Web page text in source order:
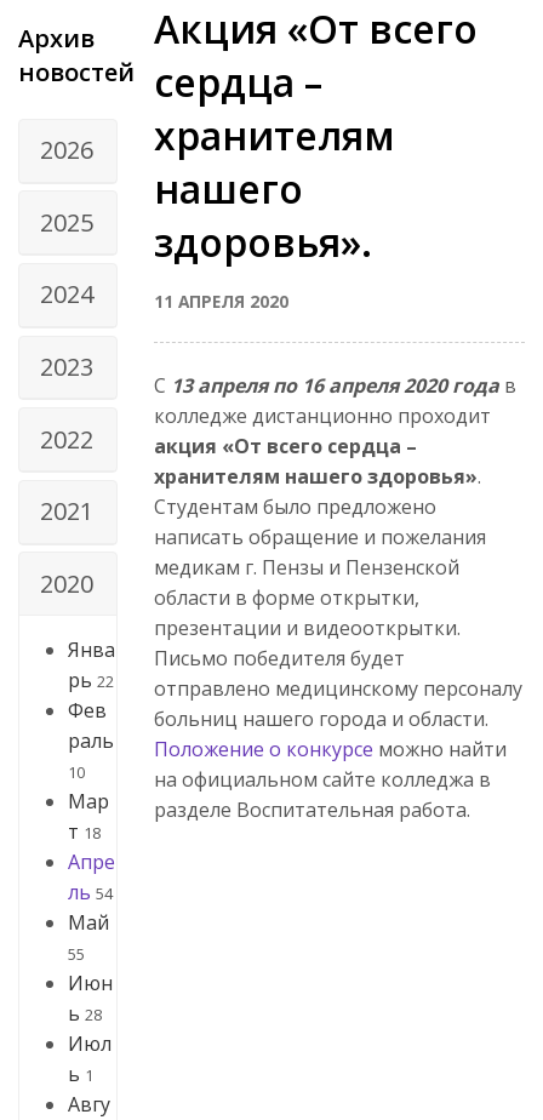
Архив
новостей
2026
2025
2024
2023
2022
2021
2020
Янва
рь 22
Фев
раль
10
Мар
т 18
Апре
ль 54
Май
55
Июн
ь 28
Июл
ь 1
Авгу
Акция «От всего
сердца –
хранителям
нашего
здоровья».
11 АПРЕЛЯ 2020
С 13 апреля по 16 апреля 2020 года в
колледже дистанционно проходит
акция «От всего сердца –
хранителям нашего здоровья».
Студентам было предложено
написать обращение и пожелания
медикам г. Пензы и Пензенской
области в форме открытки,
презентации и видеооткрытки.
Письмо победителя будет
отправлено медицинскому персоналу
больниц нашего города и области.
Положение о конкурсе можно найти
на официальном сайте колледжа в
разделе Воспитательная работа.